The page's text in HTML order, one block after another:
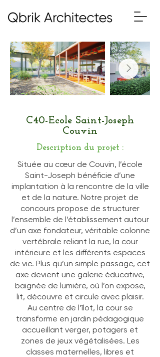
C40-Ecole Saint-Joseph
Couvin
Description du projet :
Située au cœur de Couvin, l’école
Saint-Joseph bénéficie d’une
implantation à la rencontre de la ville
et de la nature. Notre projet de
concours propose de structurer
l’ensemble de l’établissement autour
d’un axe fondateur, véritable colonne
vertébrale reliant la rue, la cour
intérieure et les différents espaces
de vie. Plus qu’un simple passage, cet
axe devient une galerie éducative,
baignée de lumière, où l’on expose,
lit, découvre et circule avec plaisir.
Au centre de l’îlot, la cour se
transforme en jardin pédagogique
accueillant verger, potagers et
zones de jeux végétalisées. Les
classes maternelles, libres et